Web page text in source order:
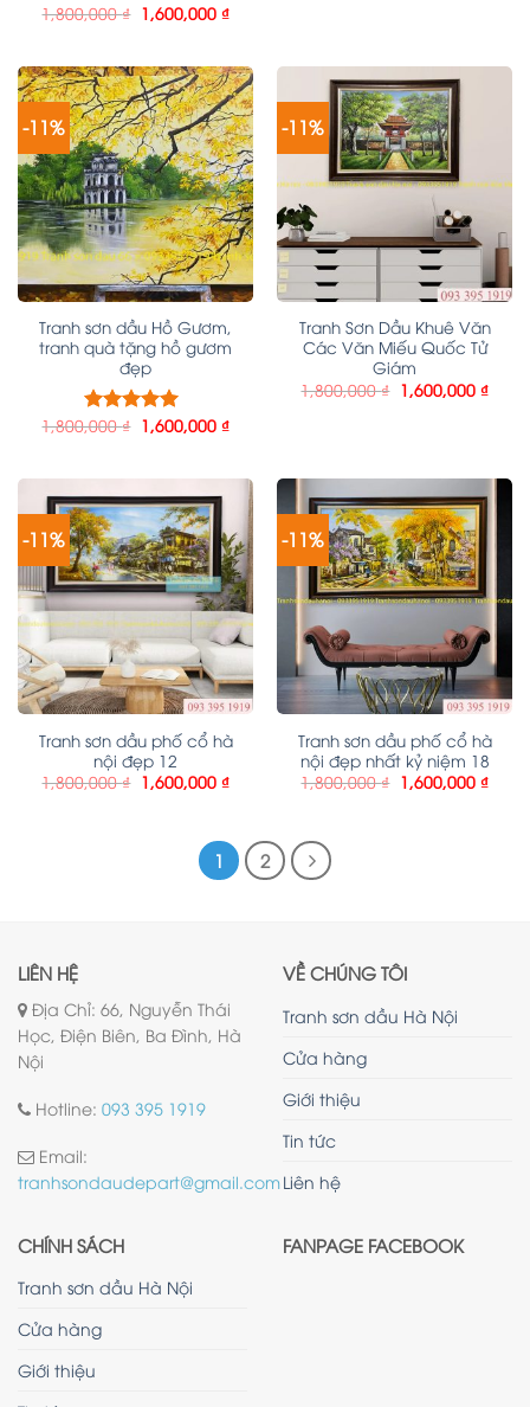
Được xếp
1,800,000₫ 1,600,000 ₫
-11%
Tranh sơn dầu Hồ Gươm,
tranh quà tặng hồ gươm
đẹp
Được xếp
1,800,000₫ 1,600,000 ₫
-11%
Tranh Sơn Dầu Khuê Văn
Các Văn Miếu Quốc Tử
Giám
1,800,000₫ 1,600,000 ₫
-11%
Tranh sơn dầu phố cổ hà
nội đẹp 12
1,800,000₫ 1,600,000 ₫
-11%
Tranh sơn dầu phố cổ hà
nội đẹp nhất kỷ niệm 18
1,800,000₫ 1,600,000 ₫
1 2
LIÊN HỆ
Địa Chỉ: 66, Nguyễn Thái
Học, Điện Biên, Ba Đình, Hà
Nội
Hotline: 093 395 1919
Email:
tranhsondaudepart@gmail.com
VỀ CHÚNG TÔI
Tranh sơn dầu Hà Nội
Cửa hàng
Giới thiệu
Tin tức
Liên hệ
CHÍNH SÁCH
Tranh sơn dầu Hà Nội
Cửa hàng
Giới thiệu
FANPAGE FACEBOOK